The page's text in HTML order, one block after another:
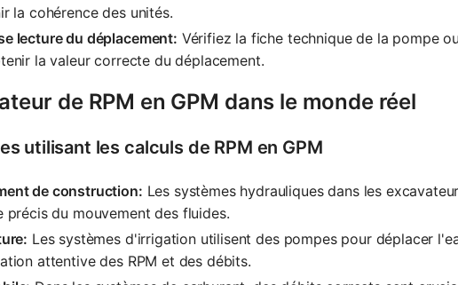
la cohérence des unités.
lecture du déplacement: Vérifiez la fiche technique de la pompe
la valeur correcte du déplacement.
de RPM en GPM dans le monde réel
utilisant les calculs de RPM en GPM
de construction: Les systèmes hydrauliques dans les
précis du mouvement des fluides.
Les systèmes d'irrigation utilisent des pompes pour déplacer
attentive des RPM et des débits.